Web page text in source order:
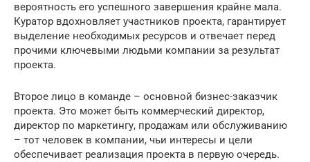
вероятность его успешного завершения крайне мала.
Куратор вдохновляет участников проекта, гарантирует
выделение необходимых ресурсов и отвечает перед
прочими ключевыми людьми компании за результат
проекта.
Второе лицо в команде – основной бизнес-заказчик
проекта. Это может быть коммерческий директор,
директор по маркетингу, продажам или обслуживанию
– тот человек в компании, чьи интересы и цели
обеспечивает реализация проекта в первую очередь.